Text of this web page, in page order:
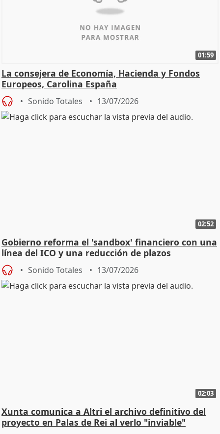
01:59
La consejera de Economía, Hacienda y Fondos
Europeos, Carolina España
Sonido Totales 13/07/2026
02:52
Gobierno reforma el 'sandbox' financiero con una
línea del ICO y una reducción de plazos
Sonido Totales 13/07/2026
02:03
Xunta comunica a Altri el archivo definitivo del
proyecto en Palas de Rei al verlo "inviable"